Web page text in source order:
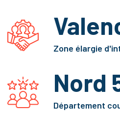
Zone élargie
Nord
Département